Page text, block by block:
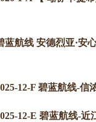
蓝航线 安德烈亚·安
12-F 碧蓝航线-信
12-E 碧蓝航线-近